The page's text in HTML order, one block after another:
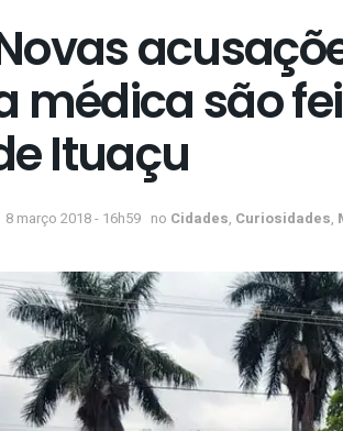
médica são
Ituaçu
8 março 2018 - 16h59 no Cidades, Curiosidades,